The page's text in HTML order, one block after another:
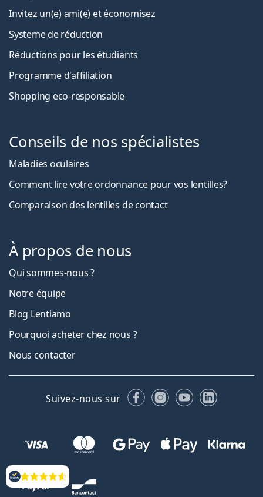
Évaluation
Invitez un(e) ami(e) et économisez
Systeme de réduction
Réductions pour les étudiants
Programme d'affiliation
Shopping eco-responsable
Conseils de nos spécialistes
Maladies oculaires
Comment lire votre ordonnance pour vos lentilles?
Comparaison des lentilles de contact
À propos de nous
Qui sommes-nous ?
Notre équipe
Blog Lentiamo
Pourquoi acheter chez nous ?
Nous contacter
Suivez-nous sur FacebookInstagram
YouTubeLinkedIn